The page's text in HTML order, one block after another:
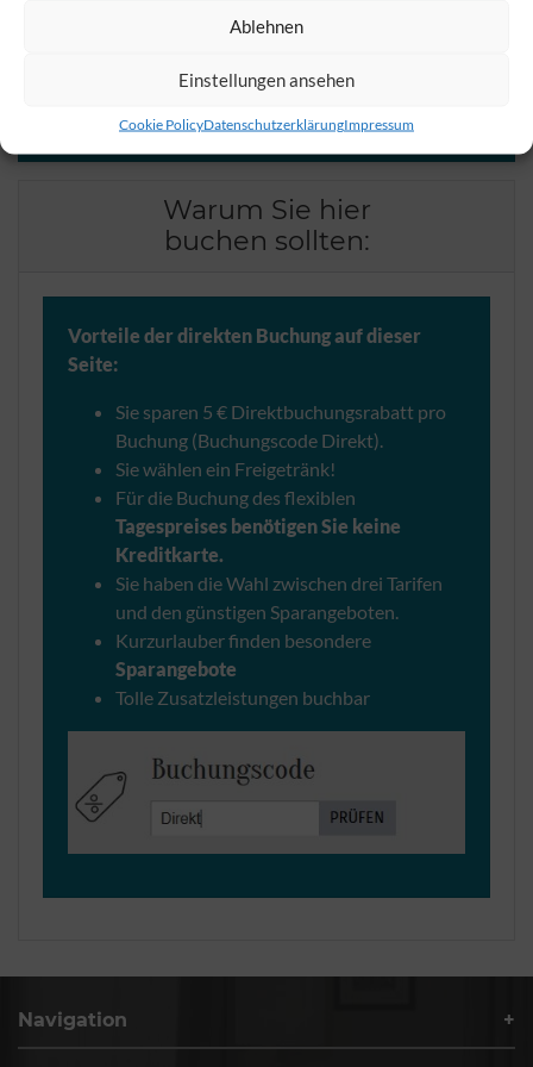
Ablehnen
Einstellungen ansehen
Cookie PolicyDatenschutzerklärungImpressum
Hier online beste Preise buchen
Warum Sie hier
buchen sollten:
Vorteile der direkten Buchung auf dieser
Seite:
Sie sparen 5 € Direktbuchungsrabatt pro
Buchung (Buchungscode Direkt).
Sie wählen ein Freigetränk!
Für die Buchung des flexiblen
Tagespreises benötigen Sie keine
Kreditkarte.
Sie haben die Wahl zwischen drei Tarifen
und den günstigen Sparangeboten.
Kurzurlauber finden besondere
Sparangebote
Tolle Zusatzleistungen buchbar
Navigation